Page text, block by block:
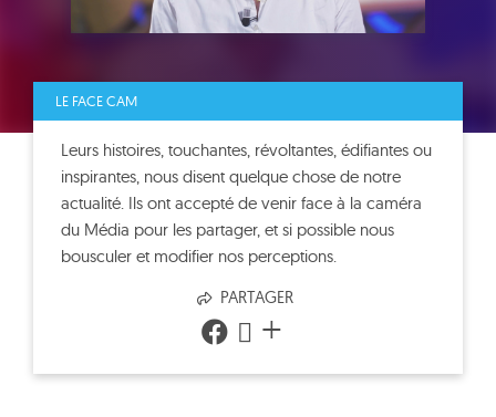
LE FACE CAM
Leurs histoires, touchantes, révoltantes, édifiantes ou
inspirantes, nous disent quelque chose de notre
actualité. Ils ont accepté de venir face à la caméra
du Média pour les partager, et si possible nous
bousculer et modifier nos perceptions.
PARTAGER
+